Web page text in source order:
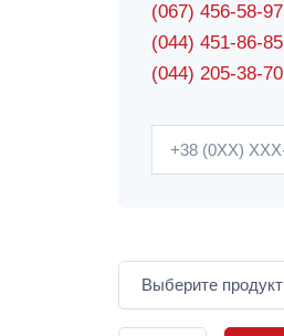
(067) 456-58-97
(044) 451-86-85
(044) 205-38-70